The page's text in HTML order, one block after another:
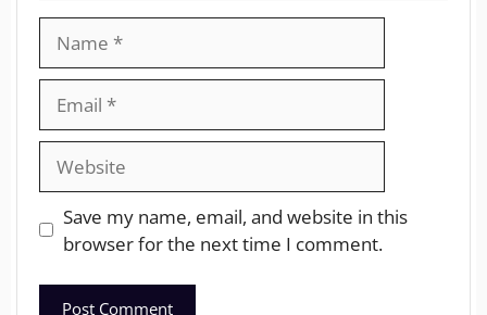
Save my name, email, and website in this
browser for the next time I comment.